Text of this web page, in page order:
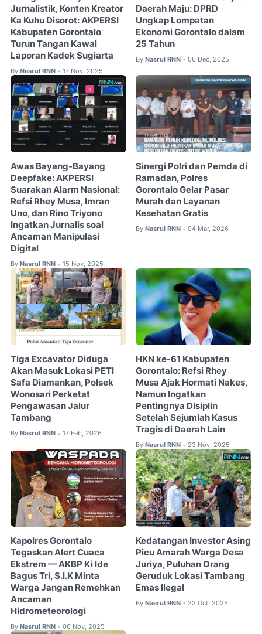
Jurnalistik, Konten Kreator
Ka Kuhu Disorot: AKPERSI
Kabupaten Gorontalo
Turun Tangan Kawal
Laporan Kadek Sugiarta
By Nasrul RNN • 17 Nov, 2025
Daerah Maju: DPRD
Ungkap Lompatan
Ekonomi Gorontalo dalam
25 Tahun
By Nasrul RNN • 06 Dec, 2025
Awas Bayang-Bayang
Deepfake: AKPERSI
Suarakan Alarm Nasional:
Refsi Rhey Musa, Imran
Uno, dan Rino Triyono
Ingatkan Jurnalis soal
Ancaman Manipulasi
Digital
By Nasrul RNN • 15 Nov, 2025
Sinergi Polri dan Pemda di
Ramadan, Polres
Gorontalo Gelar Pasar
Murah dan Layanan
Kesehatan Gratis
By Nasrul RNN • 04 Mar, 2026
Tiga Excavator Diduga
Akan Masuk Lokasi PETI
Safa Diamankan, Polsek
Wonosari Perketat
Pengawasan Jalur
Tambang
By Nasrul RNN • 17 Feb, 2026
HKN ke-61 Kabupaten
Gorontalo: Refsi Rhey
Musa Ajak Hormati Nakes,
Namun Ingatkan
Pentingnya Disiplin
Setelah Sejumlah Kasus
Tragis di Daerah Lain
By Nasrul RNN • 23 Nov, 2025
Kapolres Gorontalo
Tegaskan Alert Cuaca
Ekstrem — AKBP Ki Ide
Bagus Tri, S.I.K Minta
Warga Jangan Remehkan
Ancaman
Hidrometeorologi
By Nasrul RNN • 06 Nov, 2025
Kedatangan Investor Asing
Picu Amarah Warga Desa
Juriya, Puluhan Orang
Geruduk Lokasi Tambang
Emas Ilegal
By Nasrul RNN • 23 Oct, 2025